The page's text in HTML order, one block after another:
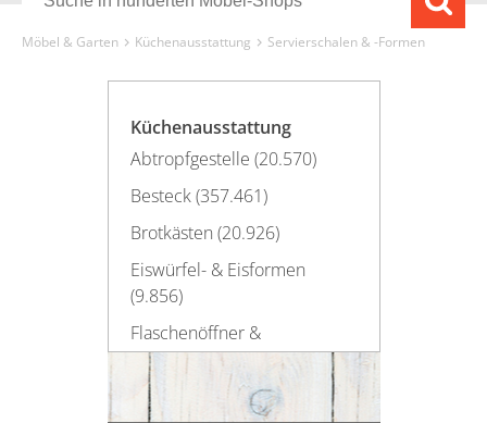
Möbel & Garten Küchenausstattung Servierschalen & -Formen
Küchenausstattung
Abtropfgestelle (20.570)
Besteck (357.461)
Brotkästen (20.926)
Eiswürfel- & Eisformen
(9.856)
Flaschenöffner &
Korkenzieher (16.049)
Geschirr (1.116.385)